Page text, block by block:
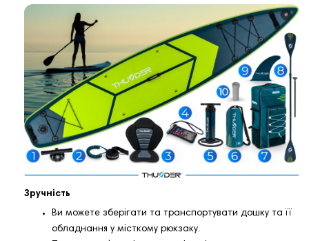
Зручність
Ви можете зберігати та транспортувати дошку та її
обладнання у місткому рюкзаку.